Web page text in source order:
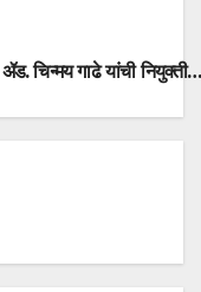
ॲड. चिन्मय गाढे यांची नियुक्ती…